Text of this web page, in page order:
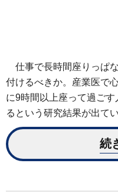
仕事で長時間座りっぱ
付けるべきか。産業医で
に9時間以上座って過ご
るという研究結果が出て
続